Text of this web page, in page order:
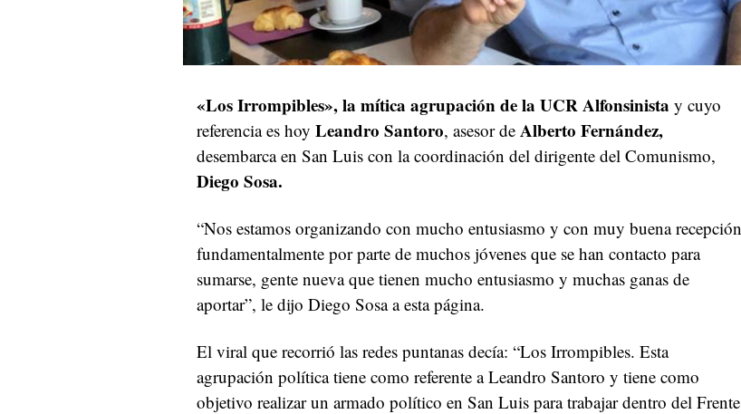
«Los Irrompibles», la mítica agrupación de la UCR Alfonsinista y cuyo
referencia es hoy Leandro Santoro, asesor de Alberto Fernández,
desembarca en San Luis con la coordinación del dirigente del Comunismo,
Diego Sosa.
“Nos estamos organizando con mucho entusiasmo y con muy buena recepción
fundamentalmente por parte de muchos jóvenes que se han contacto para
sumarse, gente nueva que tienen mucho entusiasmo y muchas ganas de
aportar”, le dijo Diego Sosa a esta página.
El viral que recorrió las redes puntanas decía: “Los Irrompibles. Esta
agrupación política tiene como referente a Leandro Santoro y tiene como
objetivo realizar un armado político en San Luis para trabajar dentro del Frente